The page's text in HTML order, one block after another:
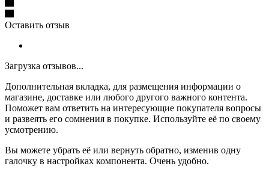
Оставить отзыв
Загрузка отзывов...
Дополнительная вкладка, для размещения информации о
магазине, доставке или любого другого важного контента.
Поможет вам ответить на интересующие покупателя вопросы
и развеять его сомнения в покупке. Используйте её по своему
усмотрению.
Вы можете убрать её или вернуть обратно, изменив одну
галочку в настройках компонента. Очень удобно.